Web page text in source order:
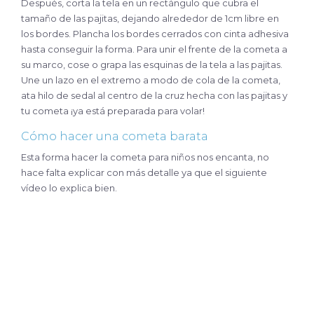
Después, corta la tela en un rectángulo que cubra el
tamaño de las pajitas, dejando alrededor de 1cm libre en
los bordes. Plancha los bordes cerrados con cinta adhesiva
hasta conseguir la forma. Para unir el frente de la cometa a
su marco, cose o grapa las esquinas de la tela a las pajitas.
Une un lazo en el extremo a modo de cola de la cometa,
ata hilo de sedal al centro de la cruz hecha con las pajitas y
tu cometa ¡ya está preparada para volar!
Cómo hacer una cometa barata
Esta forma hacer la cometa para niños nos encanta, no
hace falta explicar con más detalle ya que el siguiente
vídeo lo explica bien.